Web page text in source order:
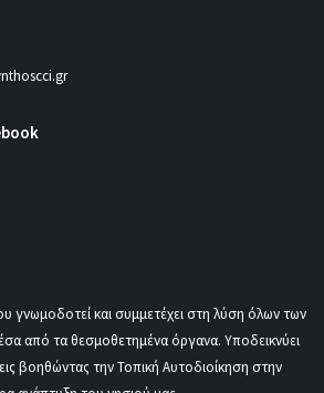
γνωμοδοτεί και συμμετέχει στη λύση όλων των
από τα θεσμοθετημένα όργανα. Υποδεικνύει
βοηθώντας την Τοπική Αυτοδιοίκηση στην